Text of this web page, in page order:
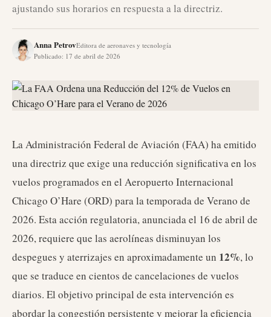
ajustando sus horarios en respuesta a la directriz.
Anna PetrovEditora de aeronaves y tecnología
Publicado: 17 de abril de 2026
La Administración Federal de Aviación (FAA) ha emitido
una directriz que exige una reducción significativa en los
vuelos programados en el Aeropuerto Internacional
Chicago O’Hare (ORD) para la temporada de Verano de
2026. Esta acción regulatoria, anunciada el 16 de abril de
2026, requiere que las aerolíneas disminuyan los
despegues y aterrizajes en aproximadamente un 12%, lo
que se traduce en cientos de cancelaciones de vuelos
diarios. El objetivo principal de esta intervención es
abordar la congestión persistente y mejorar la eficiencia